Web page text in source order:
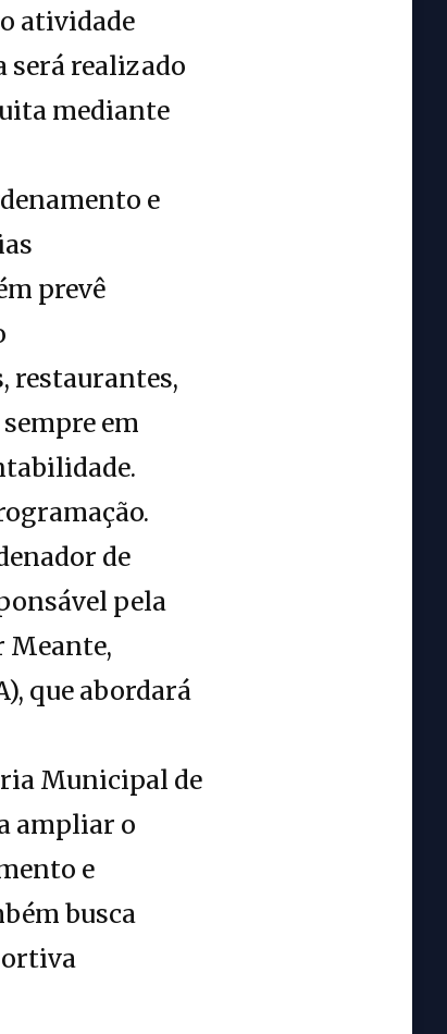
atividade
será realizado
mediante
e
prevê
restaurantes,
em
de
pela
Meante,
que abordará
Municipal de
ampliar o
e
busca